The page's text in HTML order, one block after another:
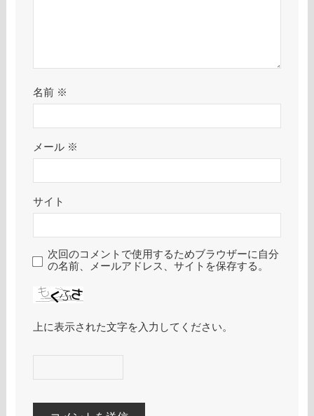
名前 ※
メール ※
サイト
次回のコメントで使用するためブラウザーに自分
の名前、メールアドレス、サイトを保存する。
上に表示された文字を入力してください。